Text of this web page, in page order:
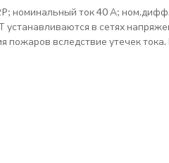
ток 40 А;
в сетях
пожаров вследствие утечек